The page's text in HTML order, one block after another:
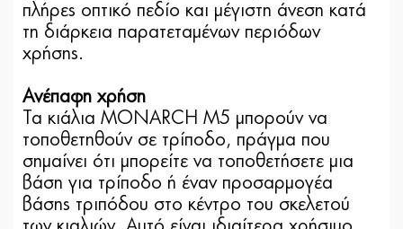
πλήρες οπτικό πεδίο και μέγιστη άνεση κατά
τη διάρκεια παρατεταμένων περιόδων
χρήσης.
Ανέπαφη χρήση
Τα κιάλια MONARCH M5 μπορούν να
τοποθετηθούν σε τρίποδο, πράγμα που
σημαίνει ότι μπορείτε να τοποθετήσετε μια
βάση για τρίποδο ή έναν προσαρμογέα
βάσης τριπόδου στο κέντρο του σκελετού